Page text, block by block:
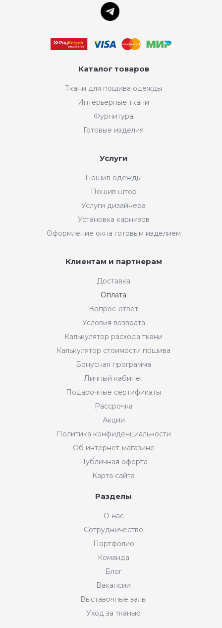
Каталог товаров
Ткани для пошива одежды
Интерьерные ткани
Фурнитура
Готовые изделия
Услуги
Пошив одежды
Пошив штор
Услуги дизайнера
Установка карнизов
Оформление окна готовым изделием
Клиентам и партнерам
Доставка
Оплата
Вопрос-ответ
Условия возврата
Калькулятор расхода ткани
Калькулятор стоимости пошива
Бонусная программа
Личный кабинет
Подарочные сертификаты
Рассрочка
Акции
Политика конфиденциальности
Об интернет-магазине
Публичная оферта
Карта сайта
Разделы
О нас
Сотрудничество
Портфолио
Команда
Блог
Вакансии
Выставочные залы
Уход за тканью